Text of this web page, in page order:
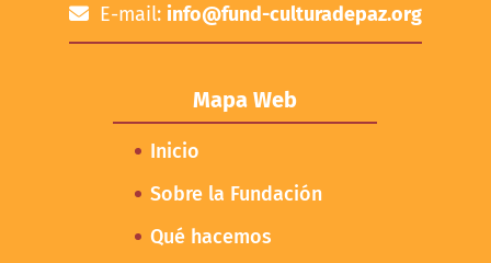
E-mail: info@fund-culturadepaz.org
Mapa Web
Inicio
Sobre la Fundación
Qué hacemos